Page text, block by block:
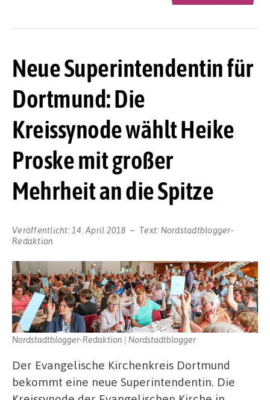
Neue Superintendentin für
Dortmund: Die
Kreissynode wählt Heike
Proske mit großer
Mehrheit an die Spitze
Veröffentlicht: 14. April 2018 Text: Nordstadtblogger-
Redaktion
Nordstadtblogger-Redaktion | Nordstadtblogger
Der Evangelische Kirchenkreis Dortmund
bekommt eine neue Superintendentin. Die